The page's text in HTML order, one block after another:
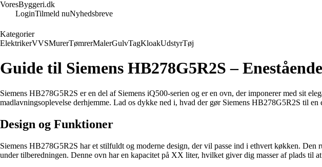
VoresByggeri.dk
LoginTilmeld nuNyhedsbreve
Kategorier
ElektrikerVVSMurerTømrerMalerGulvTagKloakUdstyrTøj
Guide til Siemens HB278G5R2S –
Siemens HB278G5R2S er en del af Siemens iQ500-serien og er en ovn, der imponerer med sit
madlavningsoplevelse derhjemme. Lad os dykke ned i, hvad der gør Siemens HB278G5R2S til en
Design og Funktioner
Siemens HB278G5R2S har et stilfuldt og moderne design, der vil passe ind i ethvert køkken.
under tilberedningen. Denne ovn har en kapacitet på XX liter, hvilket giver dig masser af plads til